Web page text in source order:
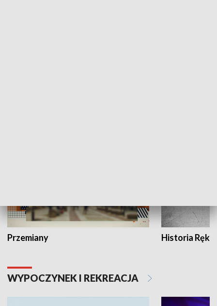
Przemiany Historia Ręką
WYPOCZYNEK I REKREACJA